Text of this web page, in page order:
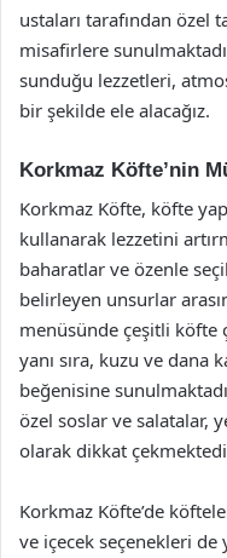
ustaları tarafından özel
misafirlere
sunduğu lezzetleri,
bir şekilde ele alacağız.
Korkmaz Köfte’nin
Korkmaz Köfte, köfte
kullanarak lezzetini
baharatlar ve özenle
belirleyen unsurlar
menüsünde çeşitli köfte
yanı sıra, kuzu ve dana
beğenisine
özel soslar ve salatalar,
olarak dikkat
Korkmaz Köfte’de
ve içecek seçenekleri de